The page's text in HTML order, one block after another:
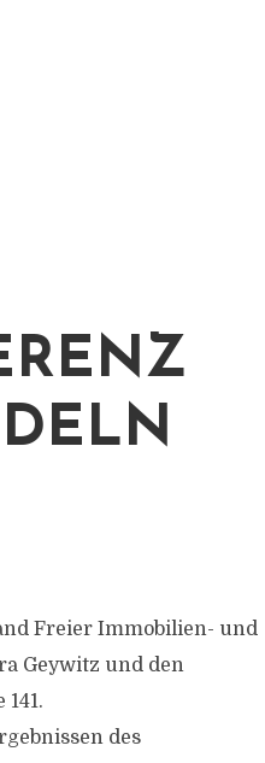
Freier Immobilien- und
Geywitz und den
des